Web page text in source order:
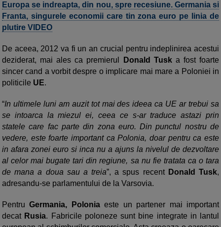
Europa se indreapta, din nou, spre recesiune. Germania si
Franta, singurele economii care tin zona euro pe linia de
plutire VIDEO
De aceea, 2012 va fi un an crucial pentru indeplinirea acestui
deziderat, mai ales ca premierul
Donald Tuska fost foarte
sincer cand a vorbit despre o implicare mai mare a Poloniei in
politicile UE.
“In ultimele luni am auzit tot mai des ideea ca UE ar trebui sa
se intoarca la miezul ei, ceea ce s-ar traduce astazi prin
statele care fac parte din zona euro. Din punctul nostru de
vedere, este foarte important ca Polonia, doar pentru ca este
in afara zonei euro si inca nu a ajuns la nivelul de dezvoltare
al celor mai bugate tari din regiune, sa nu fie tratata ca o tara
de mana a doua sau a treia”, a spus recent Donald Tusk,
adresandu-se parlamentului de la Varsovia.
PentruGermania, Poloniaeste un partener mai important
decat Rusia. Fabricile poloneze sunt bine integrate in lantul